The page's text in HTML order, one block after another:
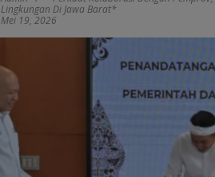
Lingkungan Di Jawa Barat*
Mei 19, 2026